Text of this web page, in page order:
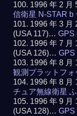
1996 年 2
信衛星 N-STAR b
1996 年 3 月
(USA 117)…GPS
1996 年 7 月
(USA 126)…GPS
1996 年 8
観測プラットフ
1996 年 8 月
チュア無線衛星
1996 年 9 月
(USA 128)…GPS